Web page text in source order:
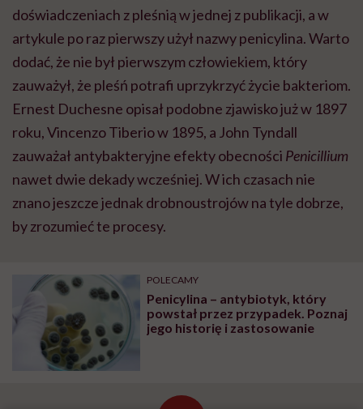
doświadczeniach z pleśnią w jednej z publikacji, a w
artykule po raz pierwszy użył nazwy penicylina. Warto
dodać, że nie był pierwszym człowiekiem, który
zauważył, że pleśń potrafi uprzykrzyć życie bakteriom.
Ernest Duchesne opisał podobne zjawisko już w 1897
roku, Vincenzo Tiberio w 1895, a John Tyndall
zauważał antybakteryjne efekty obecności Penicillium
nawet dwie dekady wcześniej. W ich czasach nie
znano jeszcze jednak drobnoustrojów na tyle dobrze,
by zrozumieć te procesy.
POLECAMY
Penicylina – antybiotyk, który
powstał przez przypadek. Poznaj
jego historię i zastosowanie